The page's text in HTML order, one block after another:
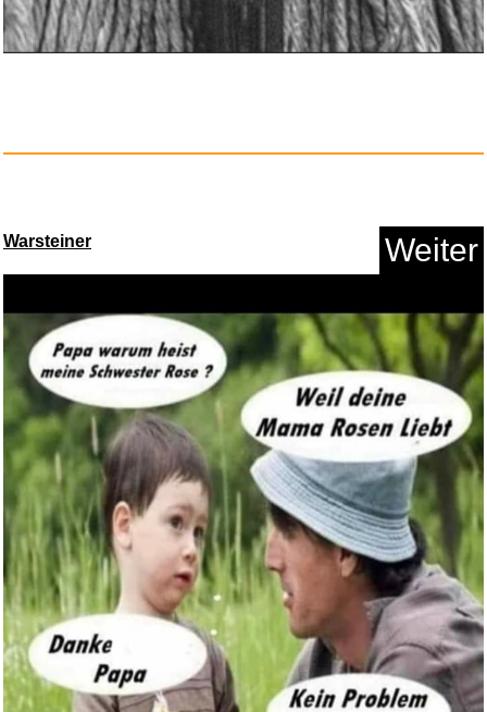
Mini Beamer, Philoent Smart Pr...
ZZOFSWORM Inground
Kompostbeh&...
Anzeige
Warsteiner Weiter